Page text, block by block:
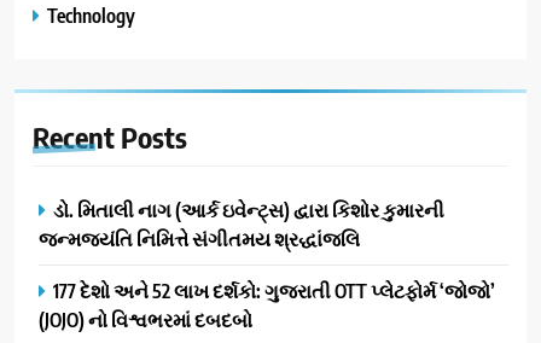
Technology
Recent Posts
ડો. મિતાલી નાગ (આર્ક ઇવેન્ટ્સ) દ્વારા કિશોર કુમારની
જન્મજયંતિ નિમિત્તે સંગીતમય શ્રદ્ધાંજલિ
177 દેશો અને 52 લાખ દર્શકો: ગુજરાતી OTT પ્લેટફોર્મ ‘જોજો’
(JOJO) નો વિશ્વભરમાં દબદબો